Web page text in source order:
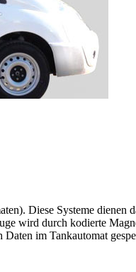
Diese Systeme dienen
wird durch kodierte
im Tankautomat